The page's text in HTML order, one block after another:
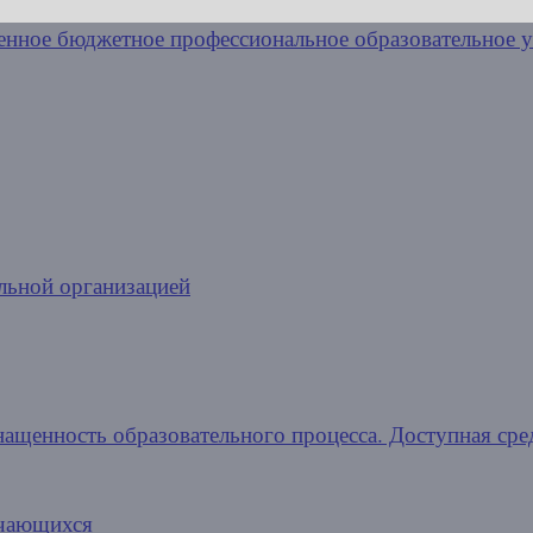
организацией
образовательного процесса. Доступная